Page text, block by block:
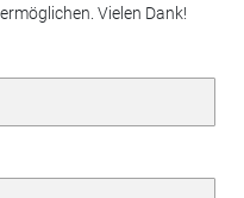
Vielen Dank!